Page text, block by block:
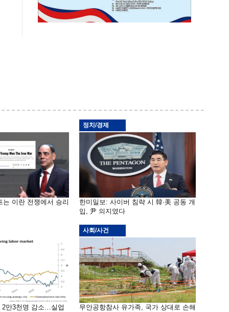
는 이란 전쟁에서 승리
정치/경제
한미일보: 사이버 침략 시 韓·美 공동 개
입, 尹 의지였다
2만3천명 감소…실업
사회/사건
무안공항참사 유가족, 국가 상대로 손해